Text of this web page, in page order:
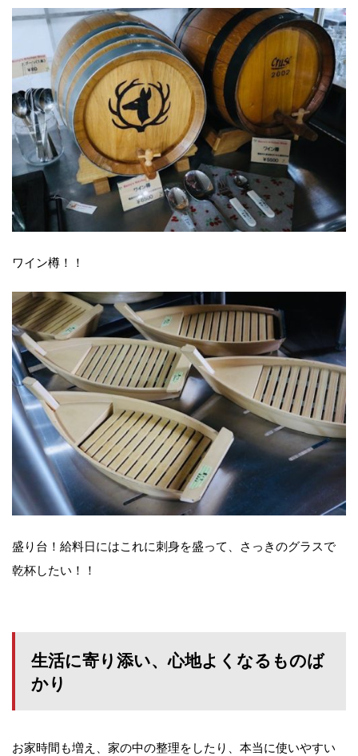
ワイン樽！！
盛り台！給料日にはこれに刺身を盛って、さっきのグラスで
乾杯したい！！
生活に寄り添い、心地よくなるものば
かり
お家時間も増え、家の中の整理をしたり、本当に使いやすい